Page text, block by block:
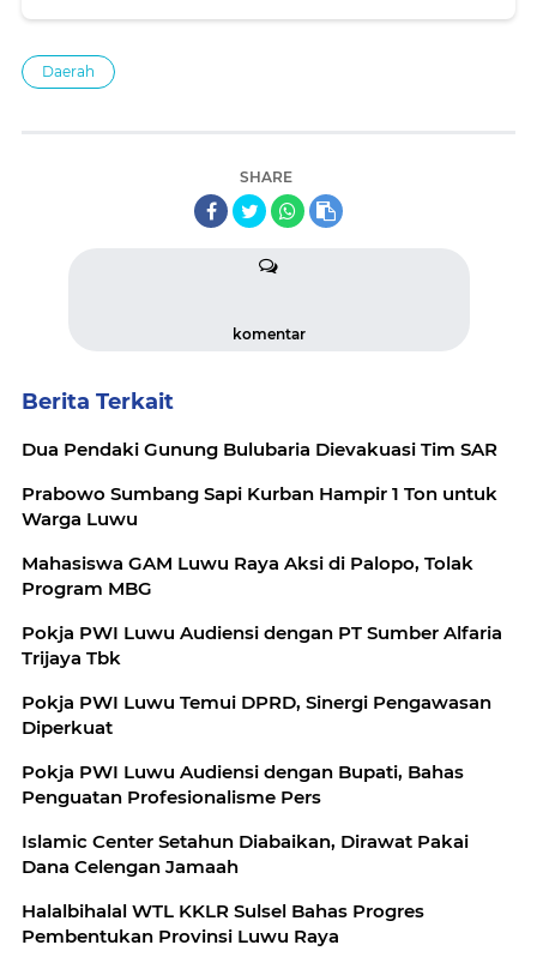
Daerah
SHARE
komentar
Berita Terkait
Dua Pendaki Gunung Bulubaria Dievakuasi Tim SAR
Prabowo Sumbang Sapi Kurban Hampir 1 Ton untuk
Warga Luwu
Mahasiswa GAM Luwu Raya Aksi di Palopo, Tolak
Program MBG
Pokja PWI Luwu Audiensi dengan PT Sumber Alfaria
Trijaya Tbk
Pokja PWI Luwu Temui DPRD, Sinergi Pengawasan
Diperkuat
Pokja PWI Luwu Audiensi dengan Bupati, Bahas
Penguatan Profesionalisme Pers
Islamic Center Setahun Diabaikan, Dirawat Pakai
Dana Celengan Jamaah
Halalbihalal WTL KKLR Sulsel Bahas Progres
Pembentukan Provinsi Luwu Raya